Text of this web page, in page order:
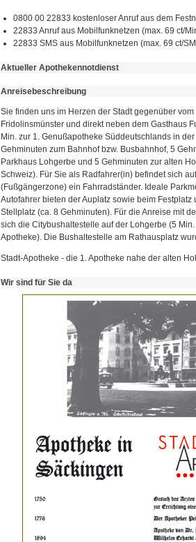
0800 00 22833 kostenloser Anruf aus dem
22833 Anruf aus Mobilfunknetzen (max. 69 ct/
22833 SMS aus Mobilfunknetzen (max. 69 ct/
Aktueller Apothekennotdienst
Anreisebeschreibung
Sie finden uns im Herzen der Stadt gegenüber
Fridolinsmünster und direkt neben dem Gasthaus
Min. zur 1. Genußapotheke Süddeutschlands in
Gehminuten zum Bahnhof bzw. Busbahnhof, 5
Parkhaus Lohgerbe und 5 Gehminuten zur alten
Schweiz). Für Sie als Radfahrer(in) befindet sich
(Fußgängerzone) ein Fahrradständer. Ideale
Autofahrer bieten der Auplatz sowie beim Festplatz
Stellplatz (ca. 8 Gehminuten). Für die Anreise mit
sich die Citybushaltestelle auf der Lohgerbe (5
Apotheke). Die Bushaltestelle am Rathausplatz
Stadt-Apotheke - die 1. Apotheke nahe der alten
Wir sind für Sie da